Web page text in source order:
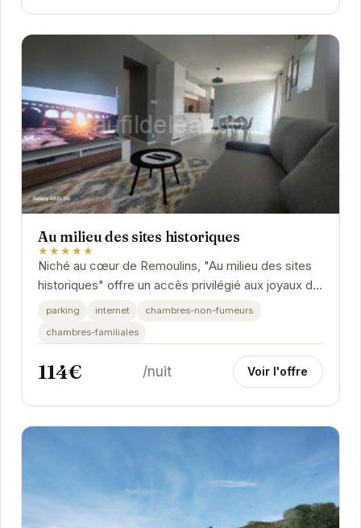
Au milieu des sites historiques
★★★★★
Niché au cœur de Remoulins, "Au milieu des sites
historiques" offre un accès privilégié aux joyaux de
la région. Le Pont du Gard, majestueux...
parking internet
chambres-non-fumeurs
chambres-familiales
114€ /nuit Voir l'offre